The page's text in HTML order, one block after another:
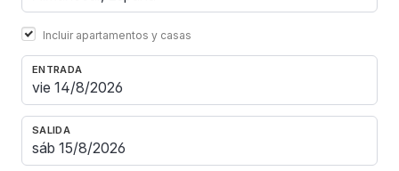
Incluir apartamentos y casas
ENTRADA
SALIDA